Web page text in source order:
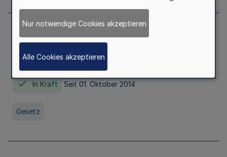
Gesetz über die Hochschulen des Landes
Nordrhein-Westfalen (Hochschulgesetz -
HG)
In Kraft Seit 01. Oktober 2014
Gesetz
Nur notwendige Cookies akzeptieren
Alle Cookies akzeptieren